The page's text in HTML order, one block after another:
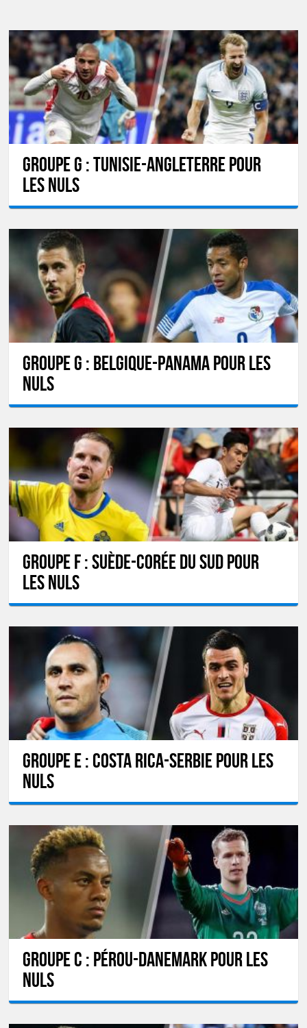
GROUPE G : Tunisie-Angleterre pour
les nuls
GROUPE G : Belgique-Panama pour les
nuls
GROUPE F : Suède-Corée du Sud pour
les nuls
GROUPE E : Costa Rica-Serbie pour les
nuls
GROUPE C : Pérou-Danemark pour les
nuls